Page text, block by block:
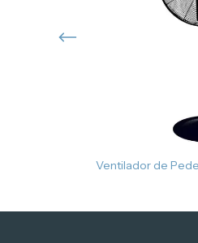
Ventilador de